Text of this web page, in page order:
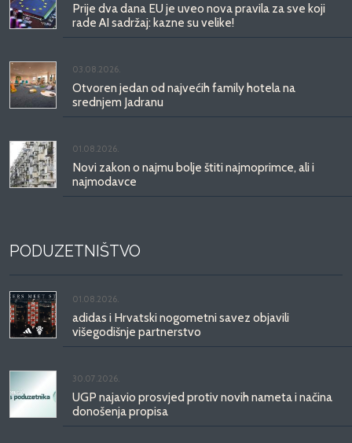
Prije dva dana EU je uveo nova pravila za sve koji
rade AI sadržaj: kazne su velike!
03.08.2026.
Otvoren jedan od najvećih family hotela na
srednjem Jadranu
01.08.2026.
Novi zakon o najmu bolje štiti najmoprimce, ali i
najmodavce
PODUZETNIŠTVO
01.08.2026.
adidas i Hrvatski nogometni savez objavili
višegodišnje partnerstvo
30.07.2026.
UGP najavio prosvjed protiv novih nameta i načina
donošenja propisa